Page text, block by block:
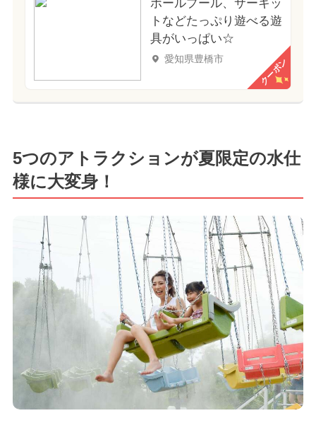
ボールプール、サーキッ
トなどたっぷり遊べる遊
具がいっぱい☆
愛知県豊橋市 クーポン
5つのアトラクションが夏限定の水仕
様に大変身！